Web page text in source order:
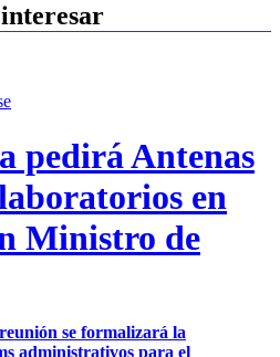
pedirá Antenas
en
Ministro de
se formalizará la
administrativos para el